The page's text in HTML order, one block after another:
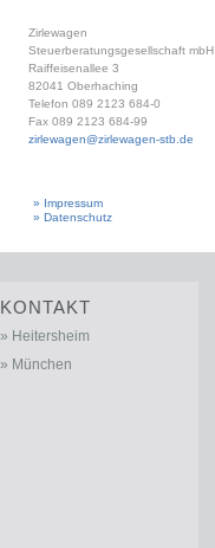
Zirlewagen
Steuerberatungsgesellschaft mbH
Raiffeisenallee 3
82041 Oberhaching
Telefon 089 2123 684-0
Fax 089 2123 684-99
zirlewagen@zirlewagen-stb.de
» Impressum
» Datenschutz
KONTAKT
Heitersheim
München